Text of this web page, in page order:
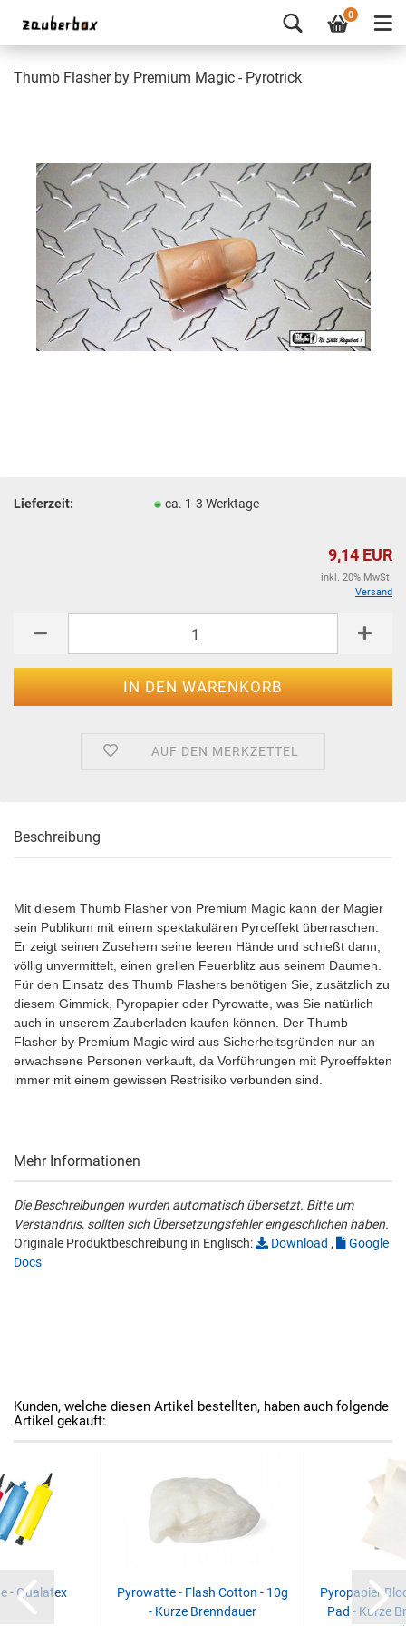
0
Thumb Flasher by Premium Magic - Pyrotrick
Lieferzeit: ca. 1-3 Werktage
9,14 EUR
inkl. 20% MwSt.
Versand
AUF DEN MERKZETTEL
Beschreibung
Mit diesem Thumb Flasher von Premium Magic kann der Magier
sein Publikum mit einem spektakulären Pyroeffekt überraschen.
Er zeigt seinen Zusehern seine leeren Hände und schießt dann,
völlig unvermittelt, einen grellen Feuerblitz aus seinem Daumen.
Für den Einsatz des Thumb Flashers benötigen Sie, zusätzlich zu
diesem Gimmick, Pyropapier oder Pyrowatte, was Sie natürlich
auch in unserem Zauberladen kaufen können. Der Thumb
Flasher by Premium Magic wird aus Sicherheitsgründen nur an
erwachsene Personen verkauft, da Vorführungen mit Pyroeffekten
immer mit einem gewissen Restrisiko verbunden sind.
Mehr Informationen
Die Beschreibungen wurden automatisch übersetzt. Bitte um
Verständnis, sollten sich Übersetzungsfehler eingeschlichen haben.
Originale Produktbeschreibung in Englisch:
Download ,
Google
Docs
Kunden, welche diesen Artikel bestellten, haben auch folgende
Artikel gekauft:
- Qualatex
Pyrowatte - Flash Cotton - 10g
- Kurze Brenndauer
Pyropapier
Pad - Kurze